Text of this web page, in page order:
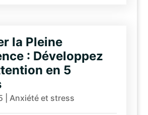
la Pleine
: Développez
en 5
Anxiété et stress